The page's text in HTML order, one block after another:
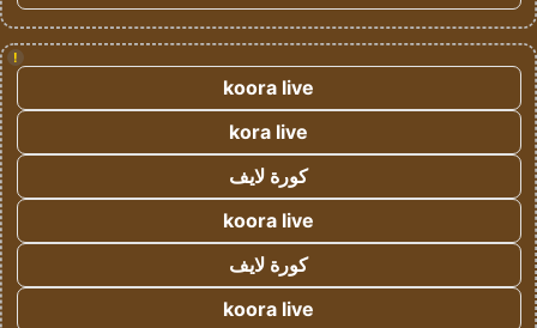
!
koora live
kora live
كورة لايف
koora live
كورة لايف
koora live